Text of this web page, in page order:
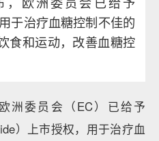
于治疗血糖控制不佳的
食和运动，改善血糖控
洲委员会（EC）已给予
）上市授权，用于治疗血